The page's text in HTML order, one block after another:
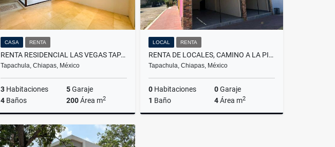
CASA RENTA
RENTA RESIDENCIAL LAS VEGAS TAPACHULA
Tapachula, Chiapas, México
3 Habitaciones 5Garaje
4 Baños 200Área m2
Renta
$20,000
LOCAL RENTA
RENTA DE LOCALES, CAMINO A LA PITA TAPACHULA
Tapachula, Chiapas, México
0 Habitaciones 0Garaje
1 Baño 4Área m2